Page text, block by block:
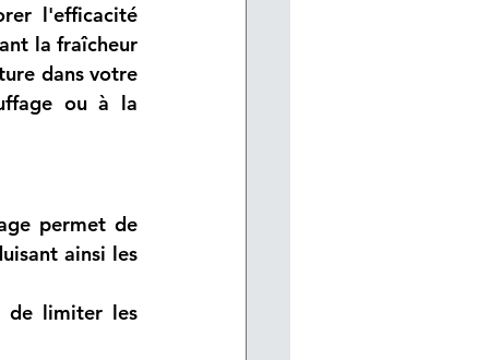
l'efficacité
la fraîcheur
dans votre
ou à la
permet de
ainsi les
de limiter les